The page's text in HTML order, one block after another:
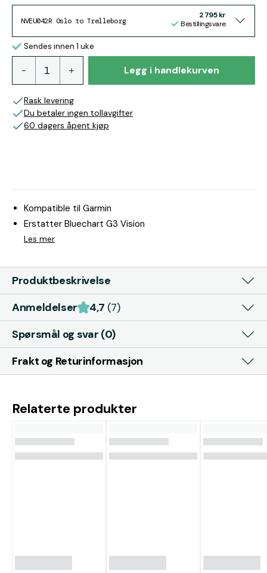
NVEU042R Oslo to Trelleborg
2 795 kr
Bestillingsvare
Sendes innen 1 uke
Legg i handlekurven
Rask levering
Du betaler ingen tollavgifter
60 dagers åpent kjøp
Kompatible til Garmin
Erstatter Bluechart G3 Vision
Les mer
Produktbeskrivelse
Anmeldelser
4,7 (7)
Spørsmål og svar (0)
Frakt og Returinformasjon
Relaterte produkter